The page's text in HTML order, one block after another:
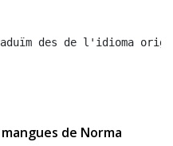
des de l'idioma
de Norma